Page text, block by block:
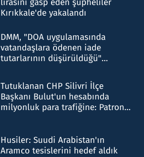
lirasını gasp eden şüpheliler
Kırıkkale'de yakalandı
DMM, "DOA uygulamasında
vatandaşlara ödenen iade
tutarlarının düşürüldüğü"
Tutuklanan CHP Silivri İlçe
Başkanı Bulut'un hesabında
milyonluk para trafiğine: Patron
Husiler: Suudi Arabistan'ın
Aramco tesislerini hedef aldık